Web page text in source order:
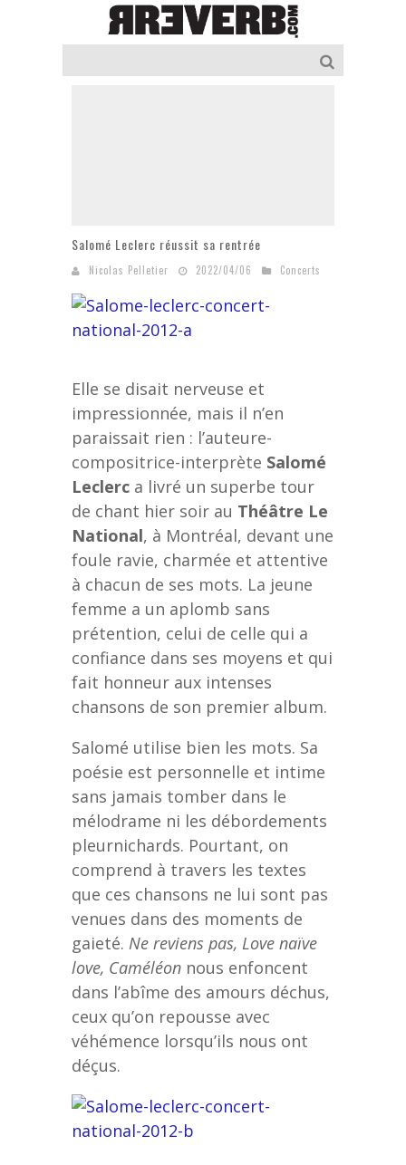
Salomé Leclerc réussit sa rentrée
Nicolas Pelletier 2022/04/06 Concerts
Elle se disait nerveuse et
impressionnée, mais il n’en
paraissait rien : l’auteure-
compositrice-interprète Salomé
Leclerc a livré un superbe tour
de chant hier soir au Théâtre Le
National, à Montréal, devant une
foule ravie, charmée et attentive
à chacun de ses mots. La jeune
femme a un aplomb sans
prétention, celui de celle qui a
confiance dans ses moyens et qui
fait honneur aux intenses
chansons de son premier album.
Salomé utilise bien les mots. Sa
poésie est personnelle et intime
sans jamais tomber dans le
mélodrame ni les débordements
pleurnichards. Pourtant, on
comprend à travers les textes
que ces chansons ne lui sont pas
venues dans des moments de
gaieté. Ne reviens pas, Love naïve
love, Caméléon nous enfoncent
dans l’abîme des amours déchus,
ceux qu’on repousse avec
véhémence lorsqu’ils nous ont
déçus.